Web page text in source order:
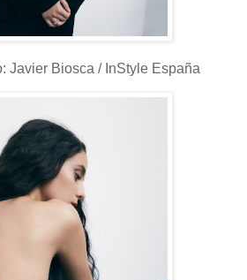
Javier Biosca / InStyle España